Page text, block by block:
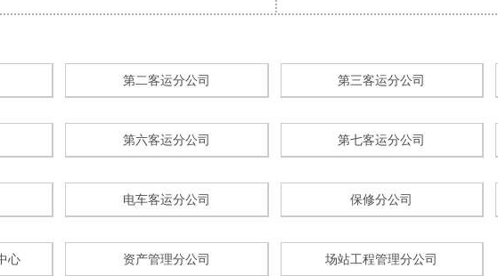
第二客运分公司 第三客运分公司
第六客运分公司 第七客运分公司
电车客运分公司 保修分公司
心 资产管理分公司 场站工程管理分公司